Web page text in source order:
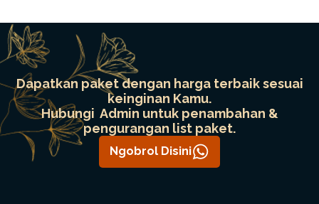
Dapatkan paket dengan harga terbaik sesuai
keinginan Kamu.
Hubungi Admin untuk penambahan &
pengurangan list paket.
Ngobrol Disini